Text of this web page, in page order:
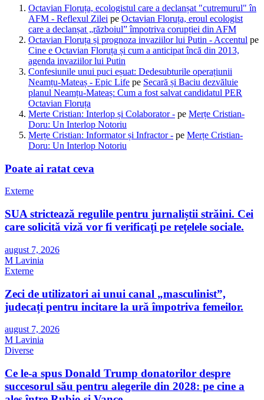
Octavian Floruța, ecologistul care a declanșat "cutremurul" în
AFM - Reflexul Zilei pe Octavian Floruța, eroul ecologist
care a declanșat „războiul” împotriva corupției din AFM
Octavian Floruța și prognoza invaziilor lui Putin - Accentul pe
Cine e Octavian Floruța și cum a anticipat încă din 2013,
agenda invaziilor lui Putin
Confesiunile unui puci eșuat: Dedesubturile operațiunii
Neamțu-Mateaș - Epic Life pe Secară și Baciu dezvăluie
planul Neamțu-Mateaș: Cum a fost salvat candidatul PER
Octavian Floruța
Merte Cristian: Interlop și Colaborator - pe Merțe Cristian-
Doru: Un Interlop Notoriu
Merțe Cristian: Informator și Infractor - pe Merțe Cristian-
Doru: Un Interlop Notoriu
Poate ai ratat ceva
Externe
SUA strictează regulile pentru jurnaliștii străini. Cei
care solicită viză vor fi verificați pe rețelele sociale.
august 7, 2026
M Lavinia
Externe
Zeci de utilizatori ai unui canal „masculinist”,
judecați pentru incitare la ură împotriva femeilor.
august 7, 2026
M Lavinia
Diverse
Ce le-a spus Donald Trump donatorilor despre
succesorul său pentru alegerile din 2028: pe cine a